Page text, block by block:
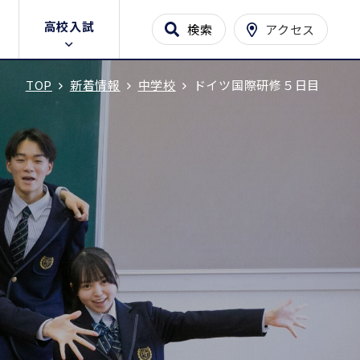
高校入試 検索 アクセス
TOP 新着情報 中学校 ドイツ国際研修５日目